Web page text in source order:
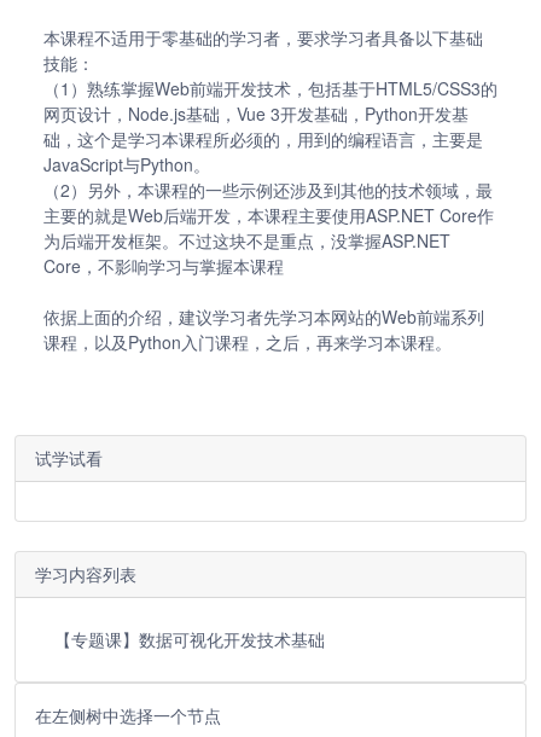
本课程不适用于零基础的学习者，要求学习者具备以下基础
技能：
（1）熟练掌握Web前端开发技术，包括基于HTML5/CSS3的
网页设计，Node.js基础，Vue 3开发基础，Python开发基
础，这个是学习本课程所必须的，用到的编程语言，主要是
JavaScript与Python。
（2）另外，本课程的一些示例还涉及到其他的技术领域，最
主要的就是Web后端开发，本课程主要使用ASP.NET Core作
为后端开发框架。不过这块不是重点，没掌握ASP.NET
Core，不影响学习与掌握本课程
依据上面的介绍，建议学习者先学习本网站的Web前端系列
课程，以及Python入门课程，之后，再来学习本课程。
试学试看
学习内容列表
【专题课】数据可视化开发技术基础
在左侧树中选择一个节点